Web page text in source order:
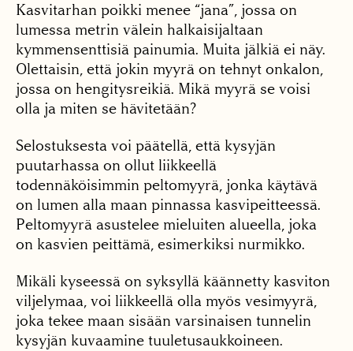
Kasvitarhan poikki menee “jana”, jossa on
lumessa metrin välein halkaisijaltaan
kymmensenttisiä painumia. Muita jälkiä ei näy.
Olettaisin, että jokin myyrä on tehnyt onkalon,
jossa on hengitysreikiä. Mikä myyrä se voisi
olla ja miten se hävitetään?
Selostuksesta voi päätellä, että kysyjän
puutarhassa on ollut liikkeellä
todennäköisimmin peltomyyrä, jonka käytävä
on lumen alla maan pinnassa kasvipeitteessä.
Peltomyyrä asustelee mieluiten alueella, joka
on kasvien peittämä, esimerkiksi nurmikko.
Mikäli kyseessä on syksyllä käännetty kasviton
viljelymaa, voi liikkeellä olla myös vesimyyrä,
joka tekee maan sisään varsinaisen tunnelin
kysyjän kuvaamine tuuletusaukkoineen.